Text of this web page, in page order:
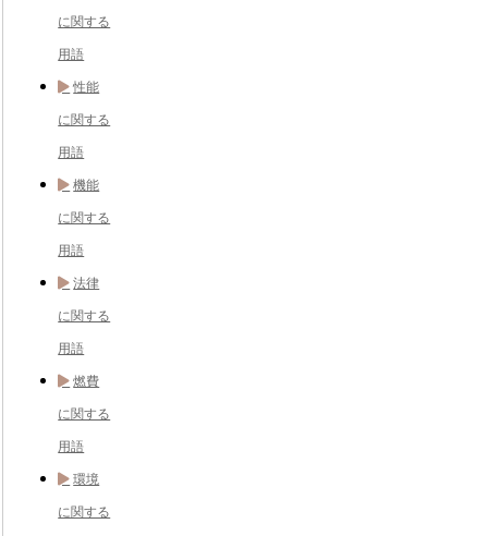
に関する
用語
性能
に関する
用語
機能
に関する
用語
法律
に関する
用語
燃費
に関する
用語
環境
に関する